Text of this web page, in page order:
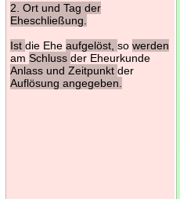
2. Ort und Tag der
Eheschließung.
Ist die Ehe aufgelöst, so werden
am Schluss der Eheurkunde
Anlass und Zeitpunkt der
Auflösung angegeben.